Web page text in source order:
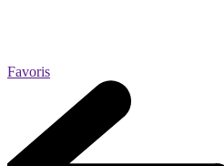
Favoris